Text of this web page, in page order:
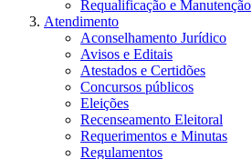
Requalificação e Manutenção
Atendimento
Aconselhamento Jurídico
Avisos e Editais
Atestados e Certidões
Concursos públicos
Eleições
Recenseamento Eleitoral
Requerimentos e Minutas
Regulamentos